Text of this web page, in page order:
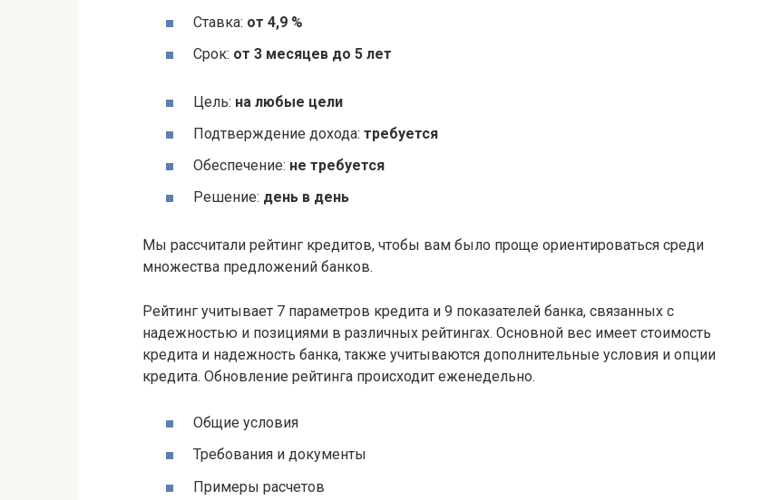
Ставка: от 4,9 %
Срок: от 3 месяцев до 5 лет
Цель: на любые цели
Подтверждение дохода: требуется
Обеспечение: не требуется
Решение: день в день
Мы рассчитали рейтинг кредитов, чтобы вам было проще ориентироваться среди
множества предложений банков.
Рейтинг учитывает 7 параметров кредита и 9 показателей банка, связанных с
надежностью и позициями в различных рейтингах. Основной вес имеет стоимость
кредита и надежность банка, также учитываются дополнительные условия и опции
кредита. Обновление рейтинга происходит еженедельно.
Общие условия
Требования и документы
Примеры расчетов